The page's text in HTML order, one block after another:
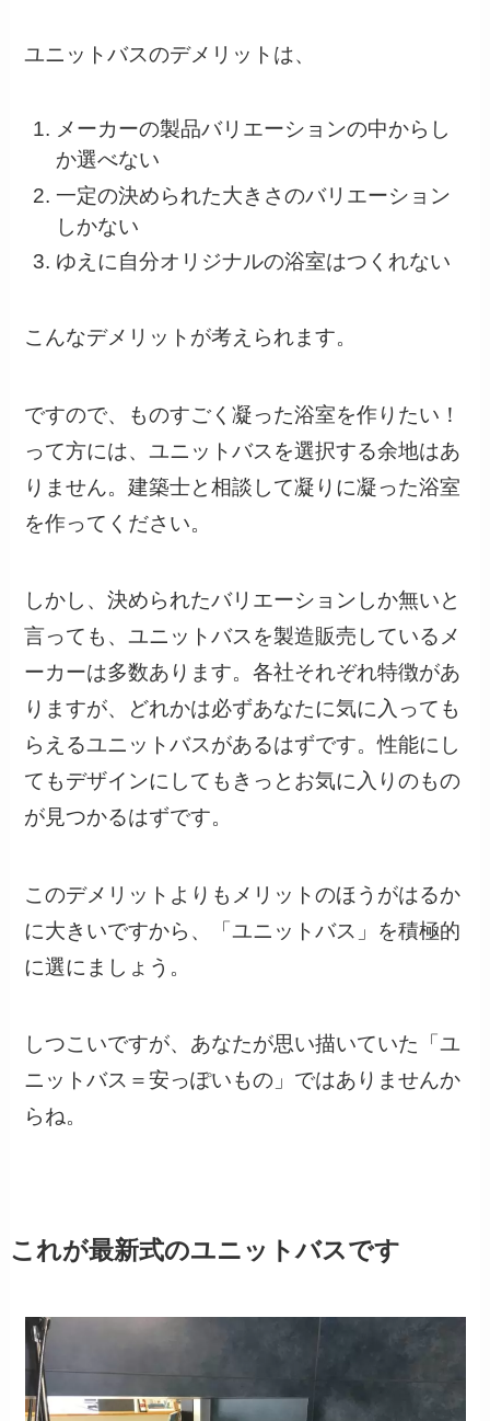
ユニットバスのデメリットは、
メーカーの製品バリエーションの中からし
か選べない
一定の決められた大きさのバリエーション
しかない
ゆえに自分オリジナルの浴室はつくれない
こんなデメリットが考えられます。
ですので、ものすごく凝った浴室を作りたい！
って方には、ユニットバスを選択する余地はあ
りません。建築士と相談して凝りに凝った浴室
を作ってください。
しかし、決められたバリエーションしか無いと
言っても、ユニットバスを製造販売しているメ
ーカーは多数あります。各社それぞれ特徴があ
りますが、どれかは必ずあなたに気に入っても
らえるユニットバスがあるはずです。性能にし
てもデザインにしてもきっとお気に入りのもの
が見つかるはずです。
このデメリットよりもメリットのほうがはるか
に大きいですから、「ユニットバス」を積極的
に選にましょう。
しつこいですが、あなたが思い描いていた「ユ
ニットバス＝安っぽいもの」ではありませんか
らね。
これが最新式のユニットバスです